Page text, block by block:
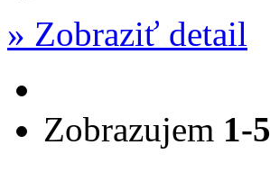
» Zobraziť detail
Zobrazujem 1-5